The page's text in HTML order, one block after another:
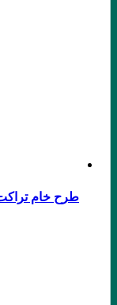
طرح خام